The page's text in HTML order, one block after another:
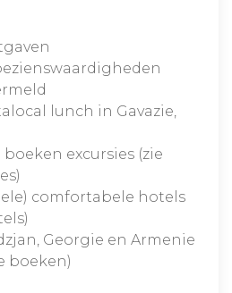
lunch in Gavazie,
excursies (zie
comfortabele hotels
Georgie en Armenie
boeken)